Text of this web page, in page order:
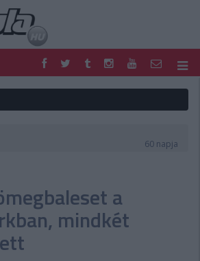
MOTOR
PONTÁLLÁSOK
60 napja
a
mindkét